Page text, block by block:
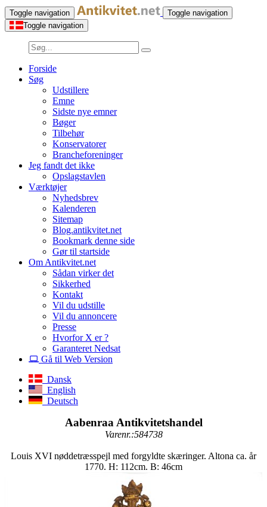
Toggle navigation
Toggle navigation
Toggle navigation
Forside
Søg
Udstillere
Emne
Sidste nye emner
Bøger
Tilbehør
Konservatorer
Brancheforeninger
Jeg fandt det ikke
Opslagstavlen
Værktøjer
Nyhedsbrev
Kalenderen
Sitemap
Blog.antikvitet.net
Bookmark denne side
Gør til startside
Om Antikvitet.net
Sådan virker det
Sikkerhed
Kontakt
Vil du udstille
Vil du annoncere
Presse
Hvorfor X er ?
Garanteret Nedsat
Gå til Web Version
Dansk
English
Deutsch
Aabenraa Antikvitetshandel
Varenr.:584738
Louis XVI nøddetræsspejl med forgyldte skæringer. Altona ca. år
1770. H: 112cm. B: 46cm